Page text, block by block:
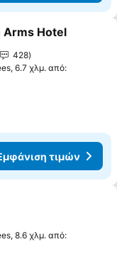
στα αγαπημένα
Arms Hotel
428
6.7 χλμ. από:
τιμών
στα αγαπημένα
8.6 χλμ. από: